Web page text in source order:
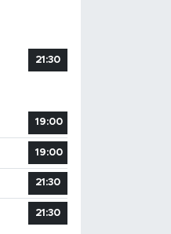
21:30
19:00
19:00
21:30
21:30